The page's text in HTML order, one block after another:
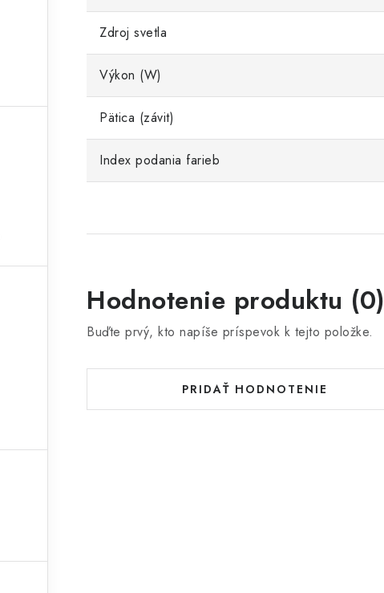
Zdroj svetla
Výkon (W)
Pätica (závit)
Index podania farieb
Hodnotenie produktu (0)
Buďte prvý, kto napíše príspevok k tejto položke.
PRIDAŤ HODNOTENIE